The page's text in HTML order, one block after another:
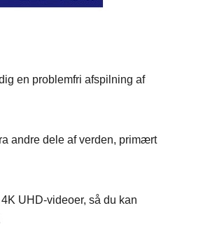
en problemfri afspilning af
andre dele af verden, primært
UHD-videoer, så du kan